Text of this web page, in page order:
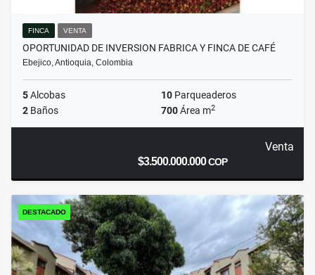
FINCA VENTA
OPORTUNIDAD DE INVERSION FABRICA Y FINCA DE CAFÉ
Ebejico, Antioquia, Colombia
5Alcobas 10 Parqueaderos
2 Baños 700Área m2
Venta
$3.500.000.000COP
DESTACADO